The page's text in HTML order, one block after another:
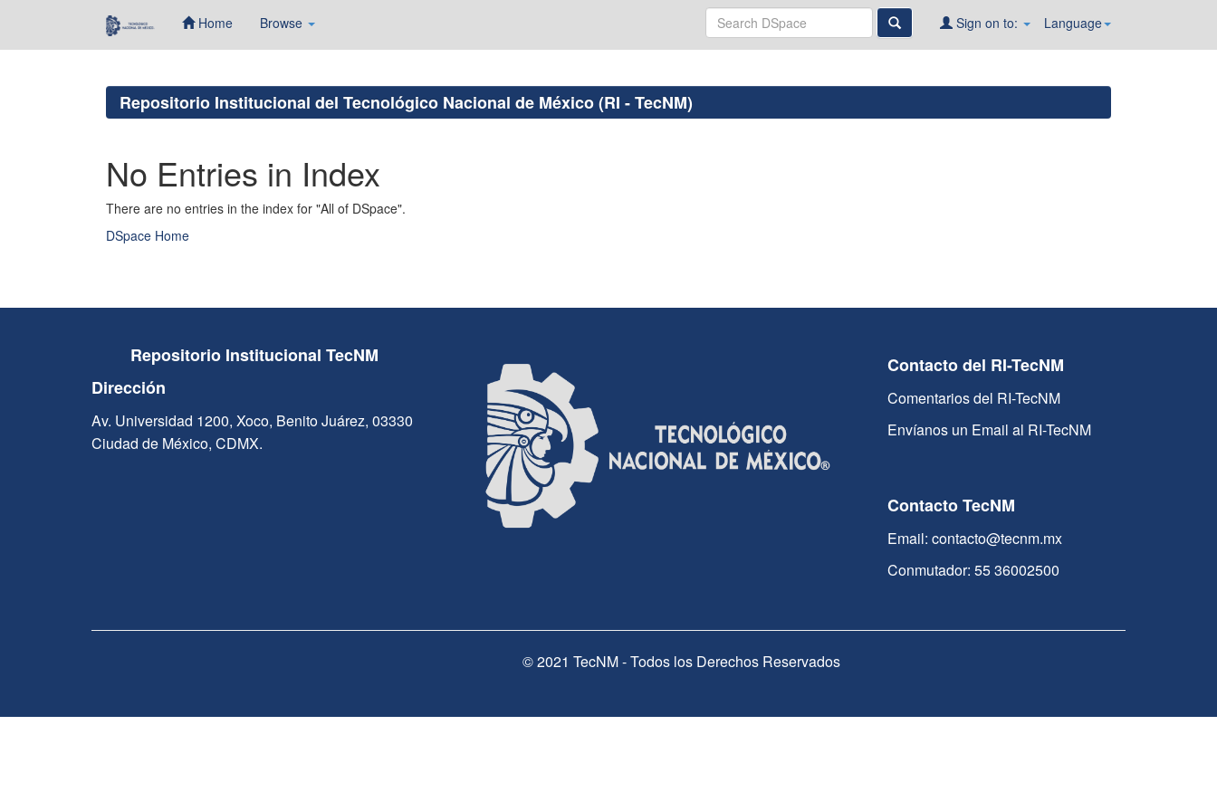
Home Browse Language
Sign on to:
Repositorio Institucional del Tecnológico Nacional de México (RI - TecNM)
No Entries in Index
There are no entries in the index for "All of DSpace".
DSpace Home
Repositorio Institucional TecNM
Dirección
Av. Universidad 1200, Xoco, Benito Juárez, 03330
Ciudad de México, CDMX.
Contacto del RI-TecNM
Comentarios del RI-TecNM
Envíanos un Email al RI-TecNM
Contacto TecNM
Email: contacto@tecnm.mx
Conmutador: 55 36002500
© 2021 TecNM - Todos los Derechos Reservados